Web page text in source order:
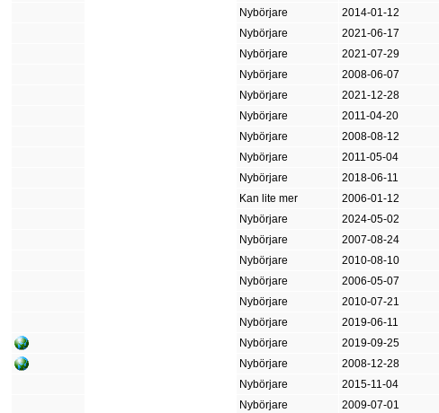
Nybörjare 2014-01-12
Nybörjare 2021-06-17
Nybörjare 2021-07-29
Nybörjare 2008-06-07
Nybörjare 2021-12-28
Nybörjare 2011-04-20
Nybörjare 2008-08-12
Nybörjare 2011-05-04
Nybörjare 2018-06-11
Kan lite mer 2006-01-12
Nybörjare 2024-05-02
Nybörjare 2007-08-24
Nybörjare 2010-08-10
Nybörjare 2006-05-07
Nybörjare 2010-07-21
Nybörjare 2019-06-11
Nybörjare 2019-09-25
Nybörjare 2008-12-28
Nybörjare 2015-11-04
Nybörjare 2009-07-01